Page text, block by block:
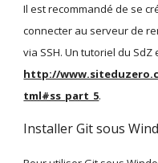
Il est recommandé de se
connecter au serveur de
http://
tml#ss_part_5.
Installer Git sous